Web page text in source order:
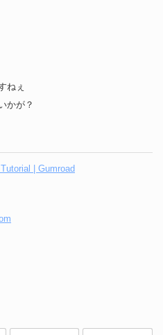
ねぇ
かが？
| Gumroad